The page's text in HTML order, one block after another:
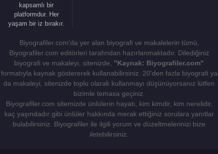
kapsamlı bir
platformdur. Her
yaşam bir iz bırakır.
Biyografiler.com'da yer alan biyografi ve makalelerin tümü,
Biyografiler.com editörleri tarafından hazırlanmaktadır. Dilediğiniz
biyografi ve makaleyi, sitenizde, "Kaynak: Biyografiler.com"
formatıyla kaynak göstererek kullanabilirsiniz. 20'den fazla biyografi ya
da makaleyi, sitenizde toplu olarak kullanmayı düşünüyorsanız lütfen
bizimle temasa geçiniz.
Biyografiler.com sitemizde ünlülerin hayatı, kim kimdir, kim nerelidir,
kaç yaşındadır gibi ünlüler hakkında merak ettiğiniz sorulara yanıtlar
bulabilirsiniz. Biyografiler ile ilgili yorum ve düzeltmelerinizi bize
iletebilirsiniz.